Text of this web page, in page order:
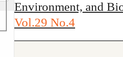
Environment, and
Vol.29 No.4